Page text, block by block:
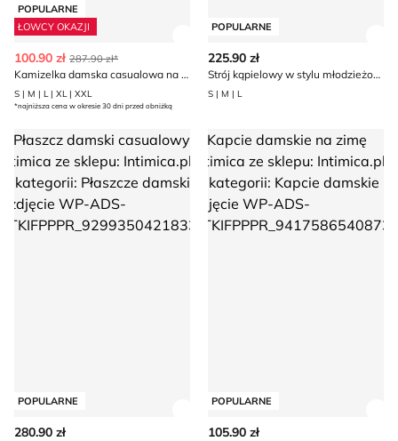
POPULARNE
ŁOWCY OKAZJI
100.90 zł 287.90 zł*
Kamizelka damska casualowa na jesień Intimica
S | M | L | XL | XXL
*najniższa cena w okresie 30 dni przed obniżką
POPULARNE
225.90 zł
Strój kąpielowy w stylu młodzieżowym Intimica
S | M | L
damski casualowy Intimica
POPULARNE
280.90 zł
Kapcie damskie na zimę
POPULARNE
105.90 zł